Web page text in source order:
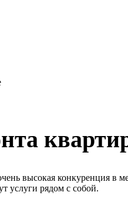
высокая конкуренция в
услуги рядом с собой.